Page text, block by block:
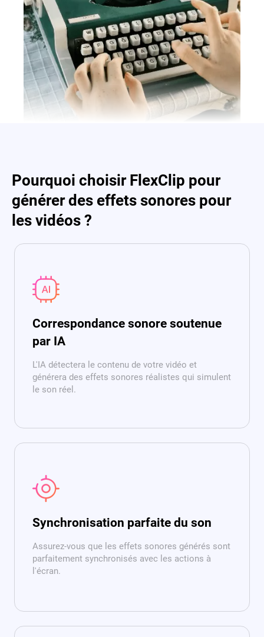
Pourquoi choisir FlexClip pour
générer des effets sonores pour
les vidéos ?
Correspondance sonore soutenue
par IA
L'IA détectera le contenu de votre vidéo et
générera des effets sonores réalistes qui simulent
le son réel.
Synchronisation parfaite du son
Assurez-vous que les effets sonores générés sont
parfaitement synchronisés avec les actions à
l'écran.